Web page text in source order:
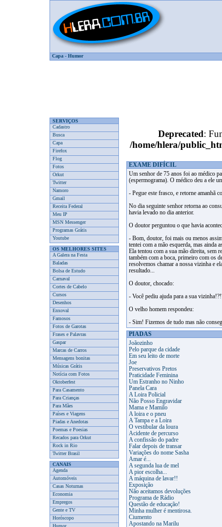
Capa - Humor
SERVIÇOS
Cadastro
Busca
Capa
Firefox
Flog
Fotos
Orkut
Twitter
Namoro
Gmail
Receita Federal
Meu IP
MSN Messenger
Programas Grátis
Youtube
OS MELHORES SITES
A Galera na Festa
Baladas
Bolsa de Estudo
Carnaval
Cortes de Cabelo
Cursos
Desenhos
Enxoval
Famosos
Fotos de Garotas
Frases e Palavras
Gaspar
Marcas de Carros
Mensagens bonitas
Músicas Grátis
Notícia com Fotos
Oktoberfest
Para Casamento
Para Crianças
Para Mães
Países e Viagens
Piadas e Anedotas
Poemas e Poesias
Recados para Orkut
Rock in Rio
Twitter Brasil
CANAIS
Agenda
Automóveis
Casas Noturnas
Economia
Empregos
Gente e TV
Horóscopo
Humor
Deprecated:
/home/hlera/
EXAME DIFÍCIL
Um senhor de 75 anos foi ao médico
(espermograma). O médico deu a ele
- Pegue este frasco, e retorne amanhã
No dia seguinte senhor retorna ao
havia levado no dia anterior.
O doutor perguntou o que havia
- Bom, doutor, foi mais ou menos
tentei com a mão esquerda, mas ainda
Ela tentou com a sua mão direita, sem
também com a boca, primeiro com os
resolvemos chamar a nossa vizinha e
resultado...
O doutor, chocado:
- Você pediu ajuda para a sua
O velho homem respondeu:
- Sim! Fizemos de tudo mas não
PIADAS
Joãozinho
Pelo parque da cidade
Em seu leito de morte
Joe
Preservativos Pretos
Praticidade Feminina
Um Estranho no Ninho
Panela Cara
A Loira Policial
Não Posso Engravidar
Mama e Mamilo
A loira e o pneu
A Tampa e a Loira
O vestibular da loura
Acidente de percurso
A confissão do padre
Falar depois de transar
Variações do nome Sasha
Amar é...
A segunda lua de mel
A pior escolha...
A máquina de lavar!!
Exposição
Não aceitamos devoluções
Programa de Rádio
Questão de educação!
Minha mulher é mentirosa.
Ciumento
Apostando na Marilu